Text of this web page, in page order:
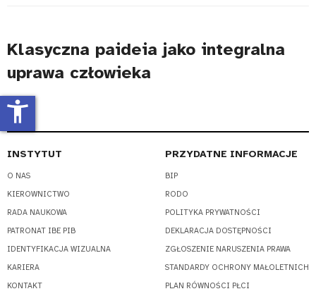
Klasyczna paideia jako integralna
uprawa człowieka
INSTYTUT
O NAS
KIEROWNICTWO
RADA NAUKOWA
PATRONAT IBE PIB
IDENTYFIKACJA WIZUALNA
KARIERA
KONTAKT
PRZYDATNE INFORMACJE
BIP
RODO
POLITYKA PRYWATNOŚCI
DEKLARACJA DOSTĘPNOŚCI
ZGŁOSZENIE NARUSZENIA PRAWA
STANDARDY OCHRONY MAŁOLETNICH
PLAN RÓWNOŚCI PŁCI
accessibility_new